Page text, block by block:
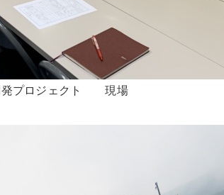
発プロジェクト 現場